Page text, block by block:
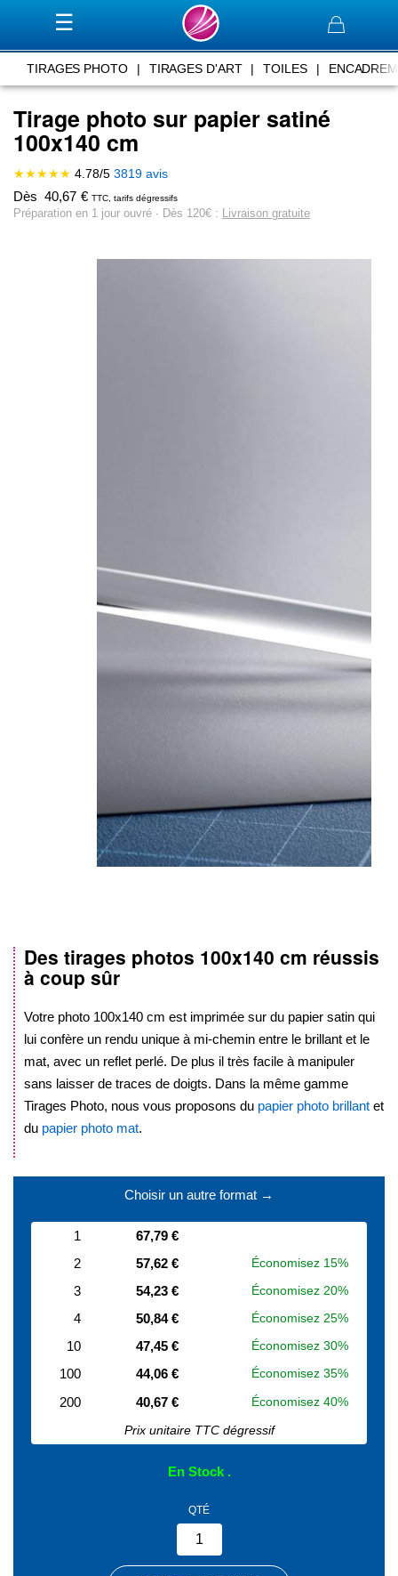
Panier
TIRAGES PHOTO | TIRAGES D'ART | TOILES |
Tirage photo sur papier satiné
100x140 cm
★★★★★ 4.78/5 3819 avis
Dès 40,67 € TTC, tarifs dégressifs
Préparation en 1 jour ouvré ∙ Dès 120€ : Livraison gratuite
Skip
to
the
beginning
of
the
images
gallery
Des tirages photos 100x140 cm réussis
à coup sûr
Votre photo 100x140 cm est imprimée sur du papier satin qui
lui confère un rendu unique à mi-chemin entre le brillant et le
mat, avec un reflet perlé. De plus il très facile à manipuler
sans laisser de traces de doigts. Dans la même gamme
Tirages Photo, nous vous proposons du papier photo brillant et
du papier photo mat.
Choisir un autre format →
1
67,79 €
2
57,62 € Économisez 15%
3 54,23 € Économisez 20%
4 50,84 € Économisez 25%
10 47,45 € Économisez 30%
100 44,06 € Économisez 35%
200 40,67 €
Économisez 40%
Prix unitaire TTC dégressif
En Stock
QTÉ